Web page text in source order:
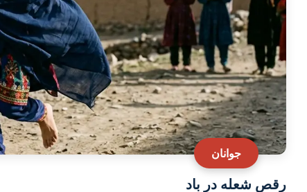
جوانان
رقصِ شعله در باد